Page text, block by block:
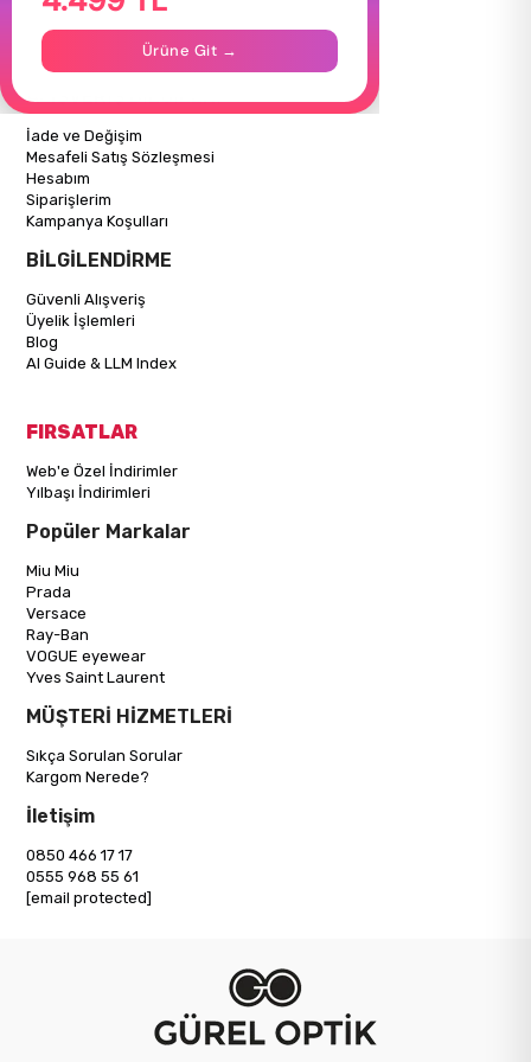
Gizlilik Politikası
İletişim
ALIŞVERİŞ BİLGİLERİ
İade ve Değişim
Mesafeli Satış Sözleşmesi
Hesabım
Siparişlerim
Kampanya Koşulları
BİLGİLENDİRME
Güvenli Alışveriş
Üyelik İşlemleri
Blog
AI Guide & LLM Index
FIRSATLAR
Web'e Özel İndirimler
Yılbaşı İndirimleri
Popüler Markalar
Miu Miu
Prada
Versace
Ray-Ban
VOGUE eyewear
Yves Saint Laurent
MÜŞTERİ HİZMETLERİ
Sıkça Sorulan Sorular
Kargom Nerede?
İletişim
0850 466 17 17
0555 968 55 61
[email protected]
Ürüne Git →